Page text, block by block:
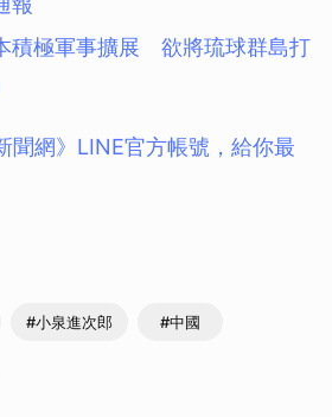
積極軍事擴展 欲將琉球群島打
網》LINE官方帳號，給你最
#小泉進次郎 #中國